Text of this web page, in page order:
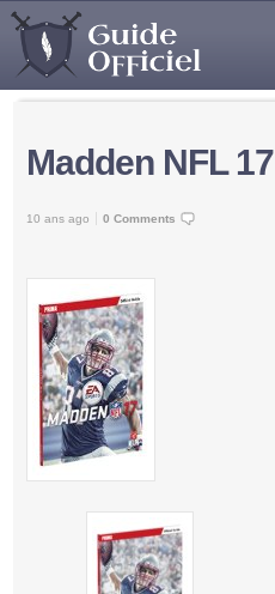
Madden NFL 17
10 ans ago 0 Comments